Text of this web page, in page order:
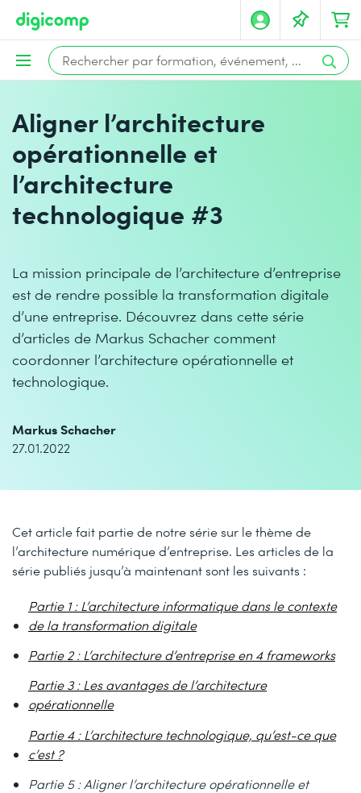
Aligner l’architecture
opérationnelle et
l’architecture
technologique #3
La mission principale de l’architecture d’entreprise
est de rendre possible la transformation digitale
d’une entreprise. Découvrez dans cette série
d’articles de Markus Schacher comment
coordonner l’architecture opérationnelle et
technologique.
Markus Schacher
27.01.2022
Cet article fait partie de notre série sur le thème de
l’architecture numérique d’entreprise. Les articles de la
série publiés jusqu’à maintenant sont les suivants :
Partie 1 : L’architecture informatique dans le contexte
de la transformation digitale
Partie 2 : L’architecture d’entreprise en 4 frameworks
Partie 3 : Les avantages de l’architecture
opérationnelle
Partie 4 : L’architecture technologique, qu’est-ce que
c’est ?
Partie 5 : Aligner l’architecture opérationnelle et